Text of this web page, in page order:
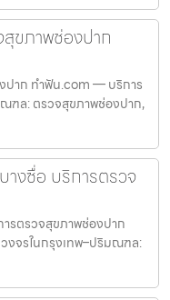
ขภาพช่องปาก
ปาก ทำฟัน.com — บริการ
ฑล: ตรวจสุขภาพช่องปาก,
งซื่อ บริการตรวจ
รตรวจสุขภาพช่องปาก
จรในกรุงเทพ–ปริมณฑล: